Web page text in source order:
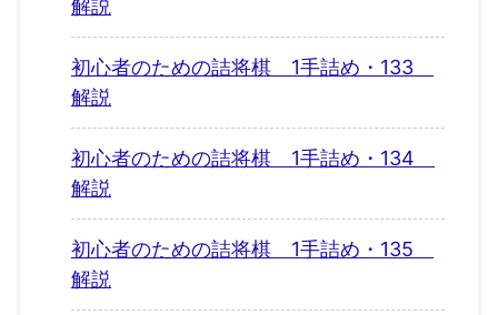
解説
初心者のための詰将棋 1手詰め・133
解説
初心者のための詰将棋 1手詰め・134
解説
初心者のための詰将棋 1手詰め・135
解説